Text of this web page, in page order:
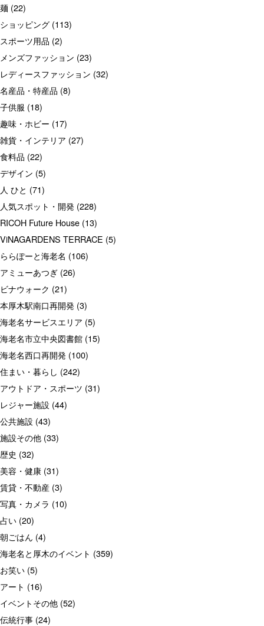
麺 (22)
ショッピング (113)
スポーツ用品 (2)
メンズファッション (23)
レディースファッション (32)
名産品・特産品 (8)
子供服 (18)
趣味・ホビー (17)
雑貨・インテリア (27)
食料品 (22)
デザイン (5)
人 ひと (71)
人気スポット・開発 (228)
RICOH Future House (13)
ViNAGARDENS TERRACE (5)
ららぽーと海老名 (106)
アミューあつぎ (26)
ビナウォーク (21)
本厚木駅南口再開発 (3)
海老名サービスエリア (5)
海老名市立中央図書館 (15)
海老名西口再開発 (100)
住まい・暮らし (242)
アウトドア・スポーツ (31)
レジャー施設 (44)
公共施設 (43)
施設その他 (33)
歴史 (32)
美容・健康 (31)
賃貸・不動産 (3)
写真・カメラ (10)
占い (20)
朝ごはん (4)
海老名と厚木のイベント (359)
お笑い (5)
アート (16)
イベントその他 (52)
伝統行事 (24)